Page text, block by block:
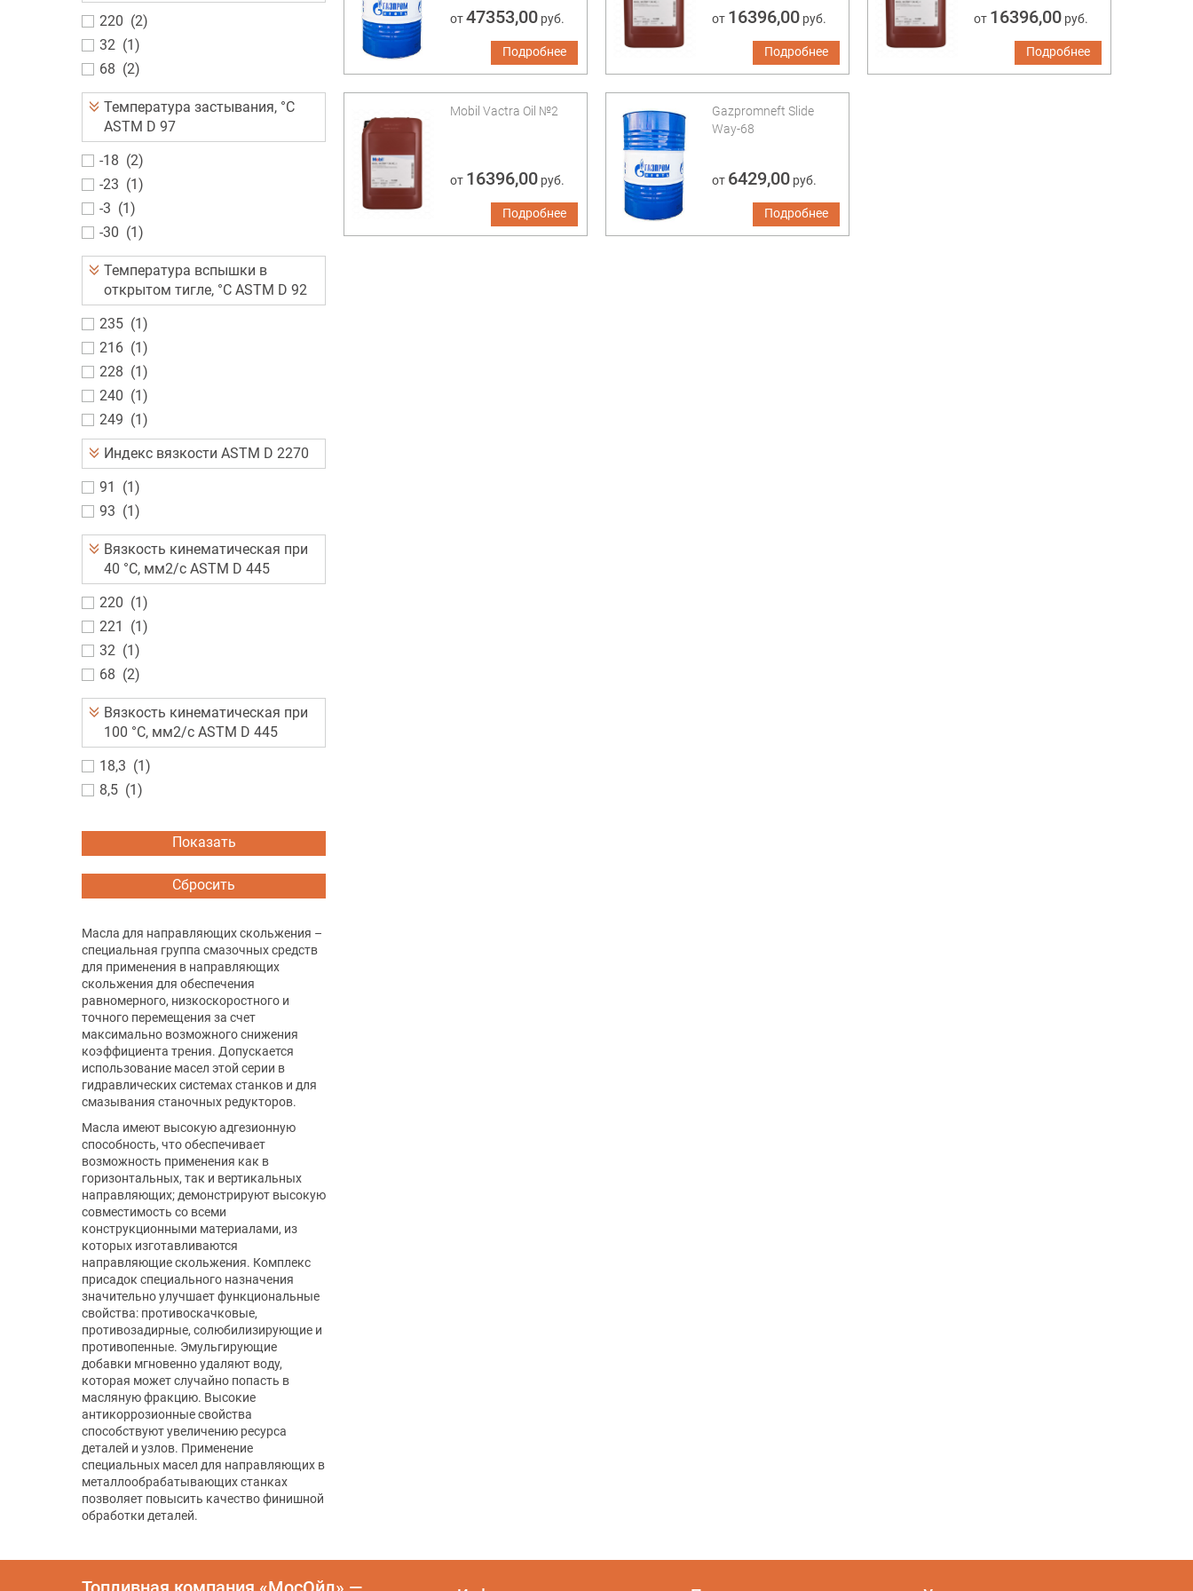
220 (2)
32 (1)
68 (2)
Температура застывания, °C
ASTM D 97
-18 (2)
-23 (1)
-3 (1)
-30 (1)
Температура вспышки в
открытом тигле, °C ASTM D 92
235 (1)
216 (1)
228 (1)
240 (1)
249 (1)
Индекс вязкости ASTM D 2270
91
(1)
93 (1)
Вязкость кинематическая при
40 °C, мм2/с ASTM D 445
220 (1)
221
(1)
32 (1)
68 (2)
Вязкость кинематическая при
100 °C, мм2/с ASTM D 445
18,3 (1)
8,5 (1)
Масла для направляющих скольжения –
специальная группа смазочных средств
для применения в направляющих
скольжения для обеспечения
равномерного, низкоскоростного и
точного перемещения за счет
максимально возможного снижения
коэффициента трения. Допускается
использование масел этой серии в
гидравлических системах станков и для
смазывания станочных редукторов.
Масла имеют высокую адгезионную
способность, что обеспечивает
возможность применения как в
горизонтальных, так и вертикальных
направляющих; демонстрируют высокую
совместимость со всеми
конструкционными материалами, из
которых изготавливаются
направляющие скольжения. Комплекс
присадок специального назначения
значительно улучшает функциональные
свойства: противоскачковые,
противозадирные, солюбилизирующие и
противопенные. Эмульгирующие
добавки мгновенно удаляют воду,
которая может случайно попасть в
масляную фракцию. Высокие
антикоррозионные свойства
способствуют увеличению ресурса
деталей и узлов. Применение
специальных масел для направляющих в
металлообрабатывающих станках
позволяет повысить качество финишной
обработки деталей.
от47353,00 руб.
Подробнее
от 16396,00 руб.
Подробнее
от 16396,00 руб.
Подробнее
Mobil Vactra Oil №2
от 16396,00 руб.
Подробнее
Gazpromneft Slide
Way-68
от 6429,00 руб.
Подробнее